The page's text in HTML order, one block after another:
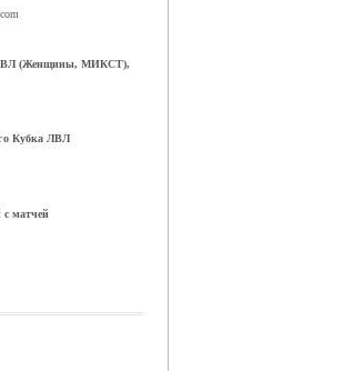
ЛВЛ (Женщины, МИКСТ),
Кубка ЛВЛ
с матчей